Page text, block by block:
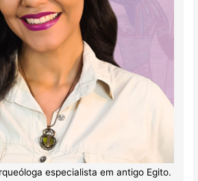
especialista em antigo Egito.